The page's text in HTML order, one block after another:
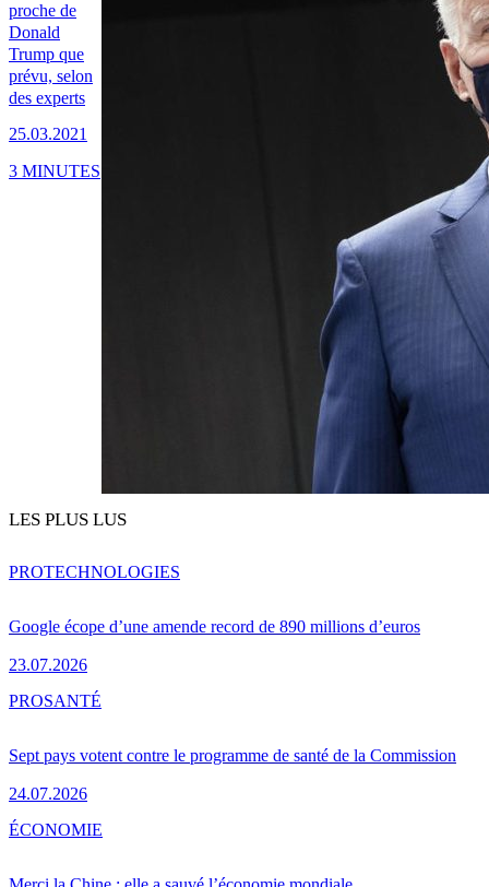
proche de
Donald
Trump que
prévu, selon
des experts
25.03.2021
3 MINUTES
LES PLUS LUS
Google écope d’une amende record de 890 millions d’euros
23.07.2026
PROTECHNOLOGIES
Sept pays votent contre le programme de santé de la Commission
24.07.2026
PROSANTÉ
ÉCONOMIE